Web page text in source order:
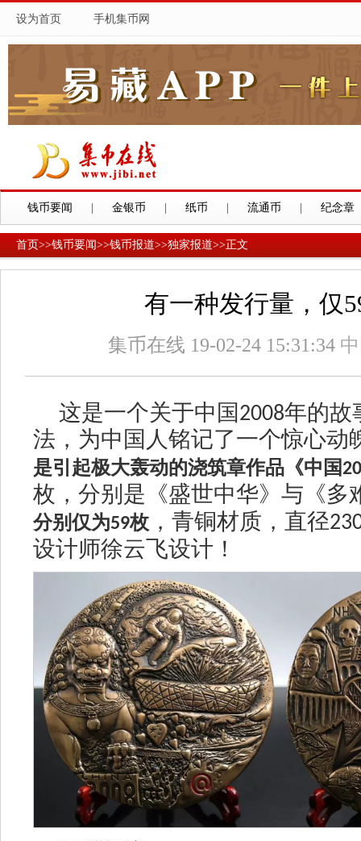
设为首页 手机集币网
钱币要闻 金银币 纸币 流通币 纪念章
首页>>钱币要闻>>钱币报道>>独家报道>>正文
有一种发行量，仅
集币在线 19-02-24 15:31:34
这是一个关于中国2008年的故
法，为中国人铭记了一个惊心动
是引起极大轰动的浇筑章作品《中国
枚，分别是《盛世中华》与《多
分别仅为59枚 ，青铜材质，直径
设计师徐云飞设计！